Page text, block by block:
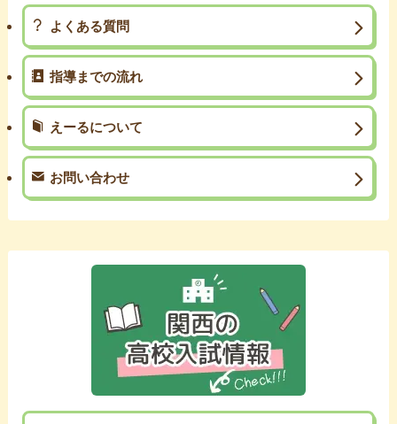
よくある質問
指導までの流れ
えーるについて
お問い合わせ